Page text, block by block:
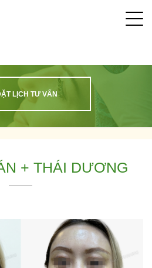
LỊCH TƯ VẤN
+ THÁI DƯƠNG